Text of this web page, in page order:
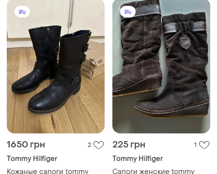
1650 грн 2
Tommy Hilfiger
Кожаные сапоги tommy
225 грн 1
Tommy Hilfiger
Сапоги женские tommy